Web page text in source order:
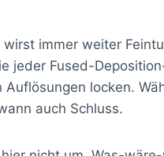
immer weiter
jeder Fused-
locken.
auch Schluss.